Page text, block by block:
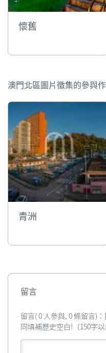
懷舊
澳門北區圖片徵集的參與
青洲
留言
留言( 0 人參與, 0 條留言)
同填補歷史空白!（150字以